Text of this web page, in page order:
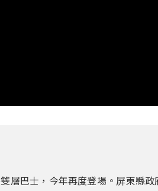
層巴士，今年再度登場。屏東縣